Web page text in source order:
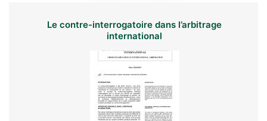
Le contre-interrogatoire dans l’arbitrage
international